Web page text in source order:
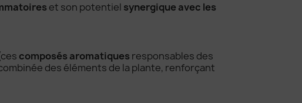
et son potentiel synergique avec les
composés aromatiques responsables des
des éléments de la plante, renforçant